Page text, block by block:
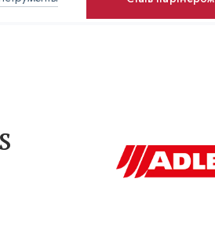
Перейти в корзину